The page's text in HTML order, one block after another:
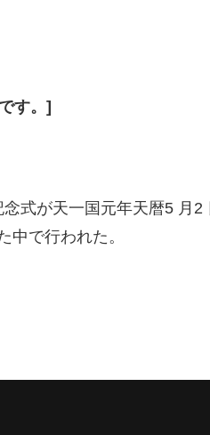
す。]
式が天一国元年天暦5
中で行われた。